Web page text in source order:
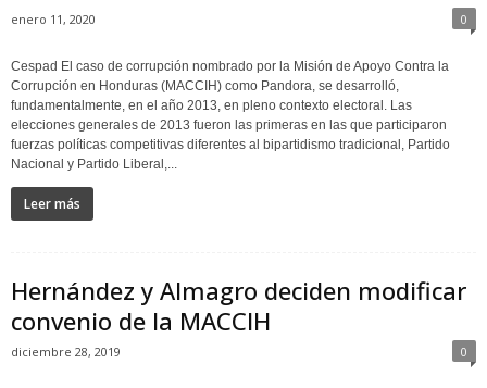
enero 11, 2020 0
Cespad El caso de corrupción nombrado por la Misión de Apoyo Contra la
Corrupción en Honduras (MACCIH) como Pandora, se desarrolló,
fundamentalmente, en el año 2013, en pleno contexto electoral. Las
elecciones generales de 2013 fueron las primeras en las que participaron
fuerzas políticas competitivas diferentes al bipartidismo tradicional, Partido
Nacional y Partido Liberal,...
Leer más
Hernández y Almagro deciden modificar
convenio de la MACCIH
diciembre 28, 2019 0